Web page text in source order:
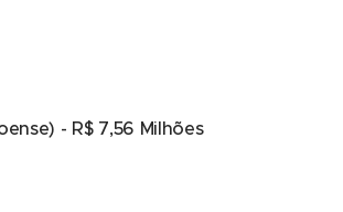
- R$ 7,56 Milhões